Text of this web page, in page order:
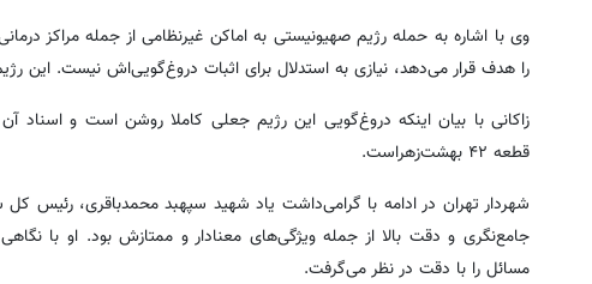
وی با اشاره به حمله رژیم صهیونیستی به اماکن غیرنظامی از جمله مراکز
را هدف قرار می‌دهد، نیازی به استدلال برای اثبات دروغ‌گویی‌اش نیست. این
زاکانی با بیان اینکه دروغ‌گویی این رژیم جعلی کاملا روشن است و
قطعه ۴۲ بهشت‌زهراست.
شهردار تهران در ادامه با گرامی‌داشت یاد شهید سپهبد محمدباقری، رئیس
جامع‌نگری و دقت بالا از جمله ویژگی‌های معنادار و ممتازش بود. او با
مسائل را با دقت در نظر می‌گرفت.